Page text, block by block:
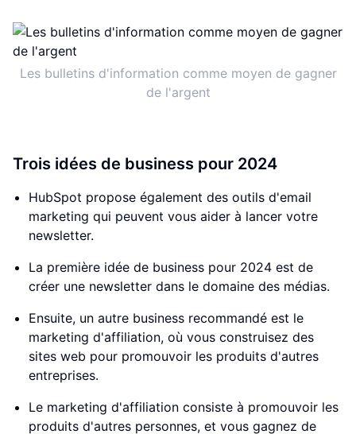
Les bulletins d'information comme moyen de gagner
de l'argent
Trois idées de business pour 2024
HubSpot propose également des outils d'email
marketing qui peuvent vous aider à lancer votre
newsletter.
La première idée de business pour 2024 est de
créer une newsletter dans le domaine des médias.
Ensuite, un autre business recommandé est le
marketing d'affiliation, où vous construisez des
sites web pour promouvoir les produits d'autres
entreprises.
Le marketing d'affiliation consiste à promouvoir les
produits d'autres personnes, et vous gagnez de